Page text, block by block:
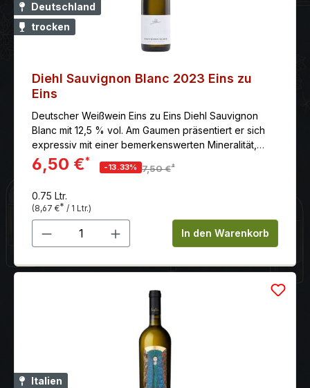
Deutschland
trocken
Diehl Sauvignon Blanc 2023 Eins zu
Eins
Deutscher Weißwein Eins zu Eins Diehl Sauvignon
Blanc mit 12,5 % vol. Am Gaumen präsentiert er sich
expressiv mit einer bemerkenswerten Mineralität,
dichter Struktur und einem langen Nachhall.
6,50 €*
-13.33% 7,50 €*
0.75 Ltr.
(8,67 €* / 1 Ltr.)
Produkt Anzahl: Gib denIn den Warenkorb
Italien